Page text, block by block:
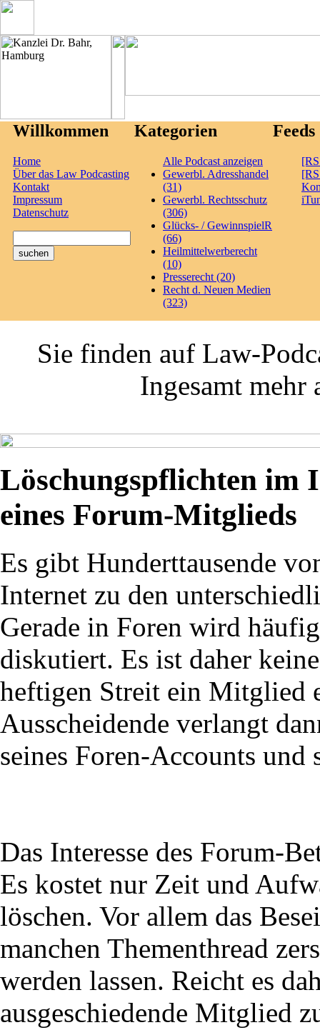
Willkommen
Home
Über das Law Podcasting
Kontakt
Impressum
Datenschutz
Kategorien
Alle Podcast anzeigen
Gewerbl. Adresshandel
(31)
Gewerbl. Rechtsschutz
(306)
Glücks- / GewinnspielR
(66)
Heilmittelwerberecht
(10)
Presserecht (20)
Recht d. Neuen Medien
(323)
Feeds
Sie finden auf Law-
Ingesamt mehr
Löschungspflichten im
eines Forum-Mitglieds
Es gibt Hunderttausende
Internet zu den
Gerade in Foren wird
diskutiert. Es ist daher
heftigen Streit ein Mitglied
Ausscheidende verlangt
seines Foren-Accounts und
Das Interesse des Forum-
Es kostet nur Zeit und
löschen. Vor allem das
manchen Thementhread
werden lassen. Reicht es
ausgeschiedende Mitglied